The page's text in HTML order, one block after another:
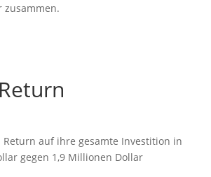
auf ihre gesamte Investition in
gegen 1,9 Millionen Dollar